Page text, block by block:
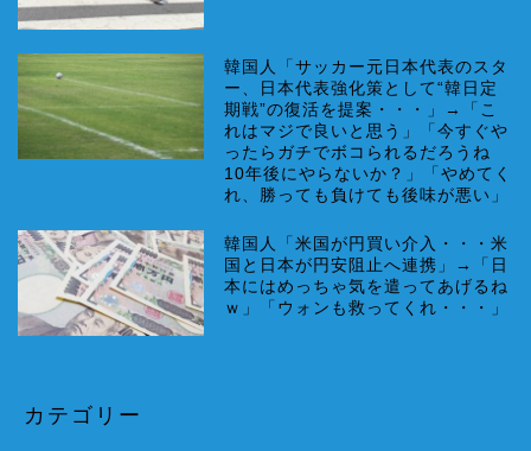
韓国人「サッカー元日本代表のスタ
ー、日本代表強化策として“韓日定
期戦”の復活を提案・・・」→「こ
れはマジで良いと思う」「今すぐや
ったらガチでボコられるだろうね
10年後にやらないか？」「やめてく
れ、勝っても負けても後味が悪い」
韓国人「米国が円買い介入・・・米
国と日本が円安阻止へ連携」→「日
本にはめっちゃ気を遣ってあげるね
ｗ」「ウォンも救ってくれ・・・」
カテゴリー